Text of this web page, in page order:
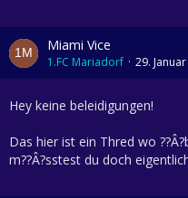
Miami Vice
1.FC Mariadorf 29.
Hey keine beleidigungen!
Das hier ist ein Thred wo
m??Â?sstest du doch